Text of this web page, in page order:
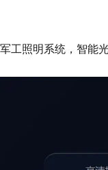
军工照明系统，智能